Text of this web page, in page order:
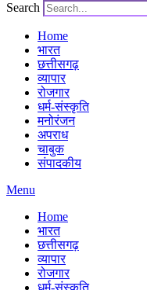
Search
Home
भारत
छत्तीसगढ़
व्यापार
रोजगार
धर्म-संस्कृति
मनोरंजन
अपराध
चाबुक
संपादकीय
Menu
Home
भारत
छत्तीसगढ़
व्यापार
रोजगार